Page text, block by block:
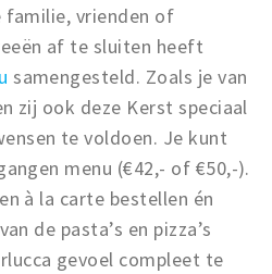
familie, vrienden of
af te sluiten heeft
samengesteld. Zoals je van
zij ook deze Kerst speciaal
te voldoen. Je kunt
menu (€42,- of €50,-).
à la carte bestellen én
de pasta’s en pizza’s
gevoel compleet te